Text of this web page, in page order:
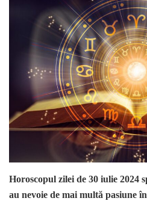
Horoscopul zilei de 30 iulie 2024
au nevoie de mai multă pasiune